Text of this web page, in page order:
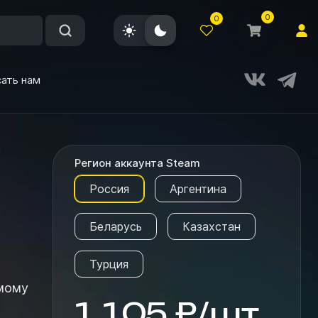
0 0
нам
Регион аккаунта Steam
Россия Аргентина
Беларусь Казахстан
Турция